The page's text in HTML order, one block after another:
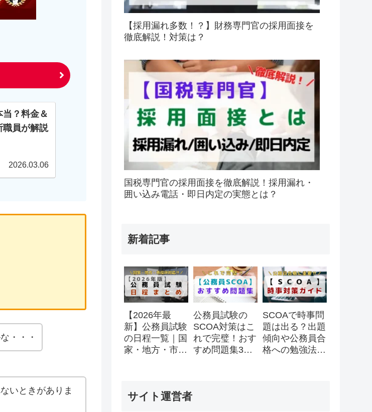
？料金＆
職員が解説
2026.03.06
・・・
いときがありま
【採用漏れ多数！？】財務専門官の採用面接を
徹底解説！対策は？
国税専門官の採用面接を徹底解説！採用漏れ・
囲い込み電話・即日内定の実態とは？
新着記事
【2026年最
新】公務員試験
の日程一覧｜国
家・地方・市役
公務員試験の
SCOA対策はこ
れで完璧！おす
すめ問題集3
SCOAで時事問
題は出る？出題
傾向や公務員合
格への勉強法を
サイト運営者